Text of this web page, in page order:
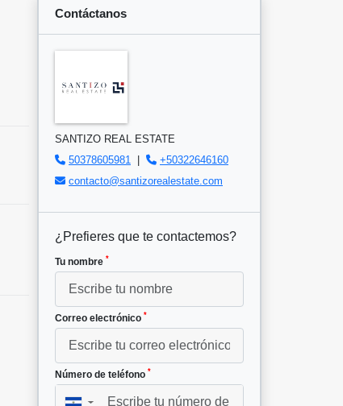
Contáctanos
SANTIZO REAL ESTATE
50378605981
|
+50322646160
contacto@santizorealestate.com
¿Prefieres que te contactemos?
Tu nombre *
Correo electrónico *
Número de teléfono *
▼